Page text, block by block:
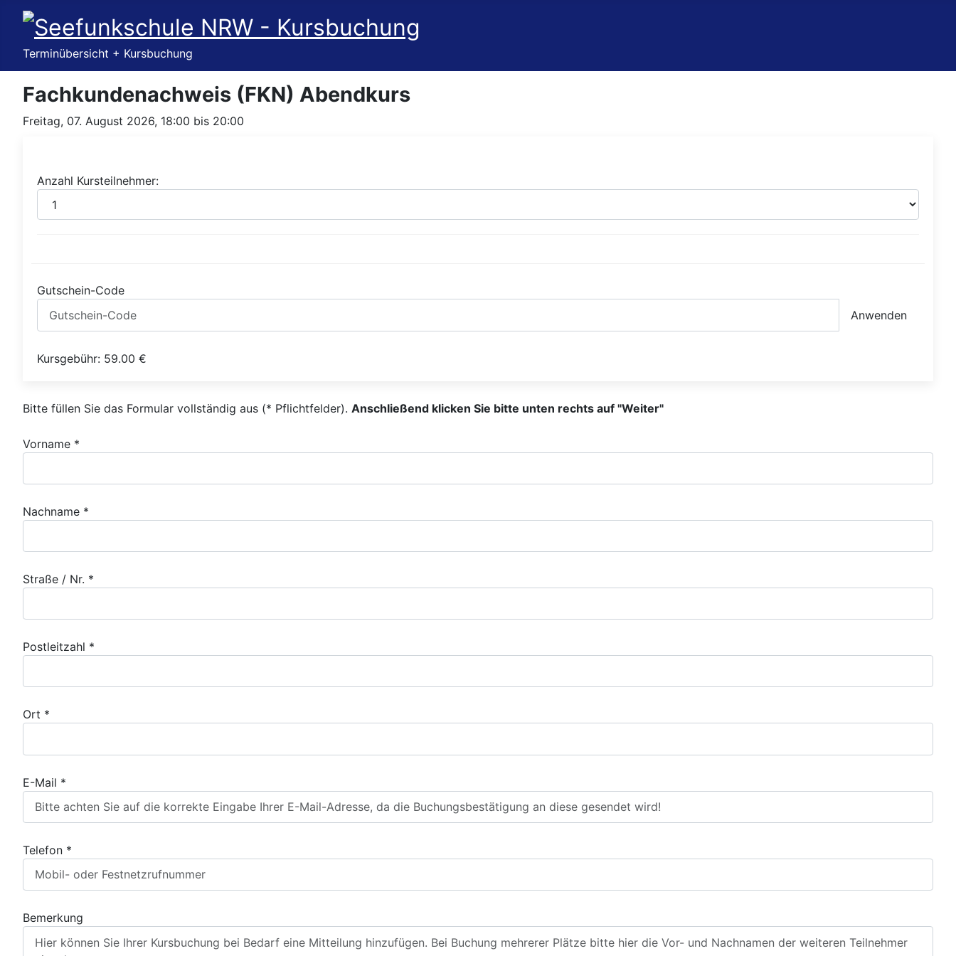
Terminübersicht + Kursbuchung
Fachkundenachweis (FKN) Abendkurs
Freitag, 07. August 2026, 18:00 bis 20:00
Anzahl Kursteilnehmer:
Gutschein-Code
Anwenden
Kursgebühr: 59.00 €
Bitte füllen Sie das Formular vollständig aus (* Pflichtfelder). Anschließend klicken Sie bitte unten rechts auf "Weiter"
Vorname *
Nachname *
Straße / Nr. *
Postleitzahl *
Ort *
E-Mail *
Telefon *
Bemerkung